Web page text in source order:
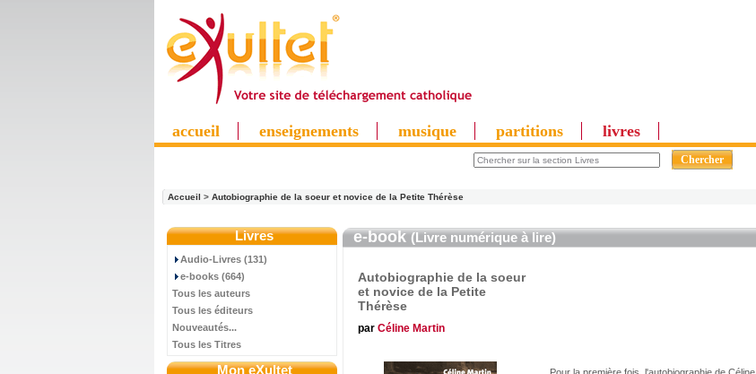
accueil enseignements musique partitions livres
Accueil > Autobiographie de la soeur et novice de la Petite Thérèse
Livres
Audio-Livres (131)
e-books (664)
Tous les auteurs
Tous les éditeurs
Nouveautés...
Tous les Titres
Mon eXultet
e-book(Livre numérique à lire)
Autobiographie de la soeur
et novice de la Petite
Thérèse
par Céline Martin